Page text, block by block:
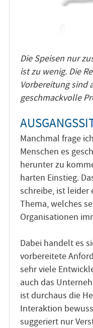
Die Speisen nur
ist zu wenig. Die
Vorbereitung sind
geschmackvolle
Manchmal frage
Menschen es
herunter zu
harten Einstieg.
schreibe, ist leider
Thema, welches
Organisationen
Dabei handelt es
vorbereitete
sehr viele
auch das
ist durchaus die
Interaktion
suggeriert nur